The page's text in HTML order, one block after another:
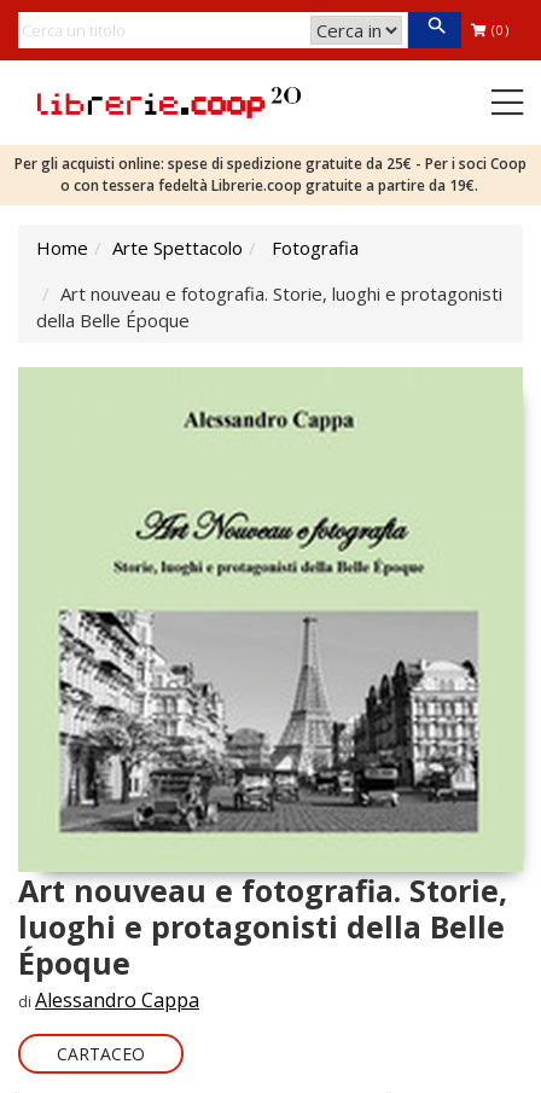
(0)
Per gli acquisti online: spese di spedizione gratuite da 25€ - Per i soci Coop
o con tessera fedeltà Librerie.coop gratuite a partire da 19€.
Home Arte Spettacolo
Fotografia
Art nouveau e fotografia. Storie, luoghi e protagonisti
della Belle Époque
Art nouveau e fotografia. Storie,
luoghi e protagonisti della Belle
Époque
di Alessandro Cappa
CARTACEO